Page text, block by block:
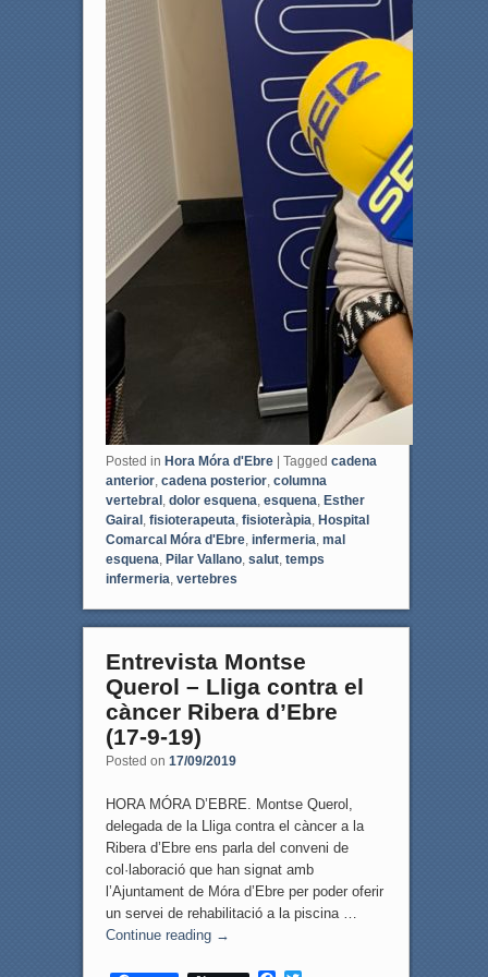
Posted in Hora Móra d'Ebre Tagged cadena
anterior, cadena posterior, columna
vertebral , dolor esquena, esquena, Esther
Gairal , fisioterapeuta, fisioteràpia, Hospital
Comarcal Móra d'Ebre, infermeria, mal
esquena, Pilar Vallano, salut, temps
infermeria, vertebres
Entrevista Montse
Querol – Lliga contra el
càncer Ribera d’Ebre
(17-9-19)
Posted on 17/09/2019
HORA MÓRA D’EBRE. Montse Querol,
delegada de la Lliga contra el càncer a la
Ribera d’Ebre ens parla del conveni de
col·laboració que han signat amb
l’Ajuntament de Móra d’Ebre per poder oferir
un servei de rehabilitació a la piscina …
Continue reading →